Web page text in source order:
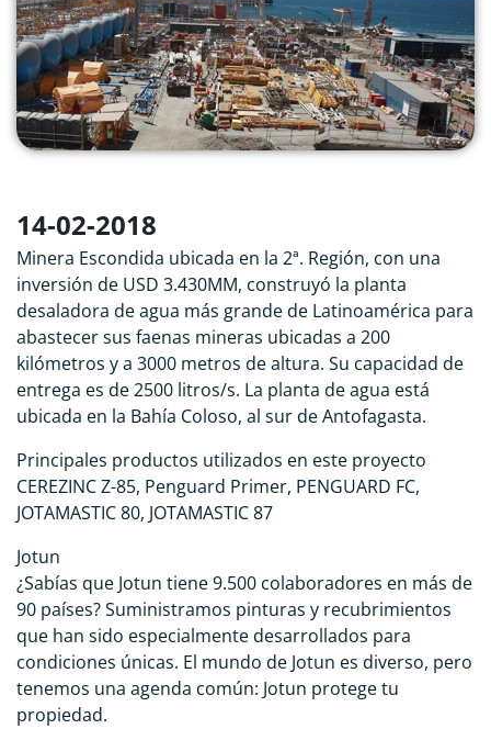
14-02-2018
Minera Escondida ubicada en la 2ª. Región, con una
inversión de USD 3.430MM, construyó la planta
desaladora de agua más grande de Latinoamérica para
abastecer sus faenas mineras ubicadas a 200
kilómetros y a 3000 metros de altura. Su capacidad de
entrega es de 2500 litros/s. La planta de agua está
ubicada en la Bahía Coloso, al sur de Antofagasta.
Principales productos utilizados en este proyecto
CEREZINC Z-85, Penguard Primer, PENGUARD FC,
JOTAMASTIC 80, JOTAMASTIC 87
Jotun
¿Sabías que Jotun tiene 9.500 colaboradores en más de
90 países? Suministramos pinturas y recubrimientos
que han sido especialmente desarrollados para
condiciones únicas. El mundo de Jotun es diverso, pero
tenemos una agenda común: Jotun protege tu
propiedad.